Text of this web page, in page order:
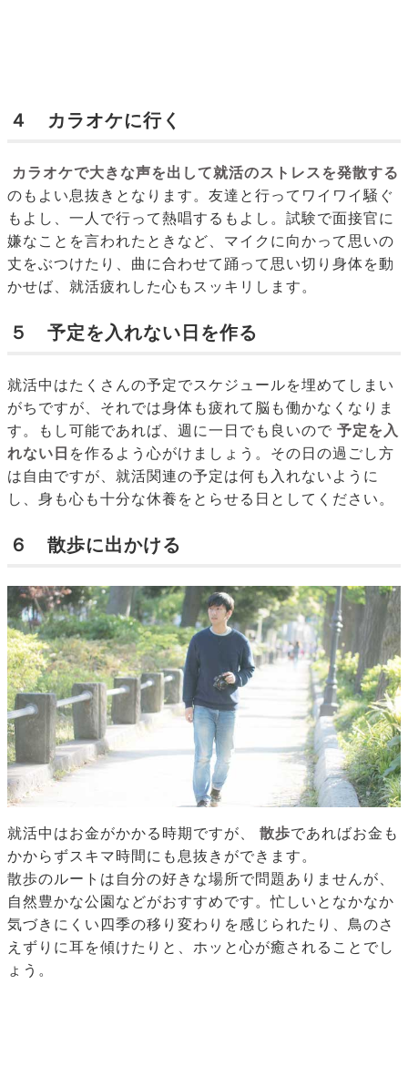
４ カラオケに行く
カラオケで大きな声を出して就活のストレスを発散する
のもよい息抜きとなります。友達と行ってワイワイ騒ぐ
もよし、一人で行って熱唱するもよし。試験で面接官に
嫌なことを言われたときなど、マイクに向かって思いの
丈をぶつけたり、曲に合わせて踊って思い切り身体を動
かせば、就活疲れした心もスッキリします。
５ 予定を入れない日を作る
就活中はたくさんの予定でスケジュールを埋めてしまい
がちですが、それでは身体も疲れて脳も働かなくなりま
す。もし可能であれば、週に一日でも良いので 予定を入
れない日 を作るよう心がけましょう。その日の過ごし方
は自由ですが、就活関連の予定は何も入れないように
し、身も心も十分な休養をとらせる日としてください。
６ 散歩に出かける
就活中はお金がかかる時期ですが、 散歩であればお金も
かからずスキマ時間にも息抜きができます。
散歩のルートは自分の好きな場所で問題ありませんが、
自然豊かな公園などがおすすめです。忙しいとなかなか
気づきにくい四季の移り変わりを感じられたり、鳥のさ
えずりに耳を傾けたりと、ホッと心が癒されることでし
ょう。